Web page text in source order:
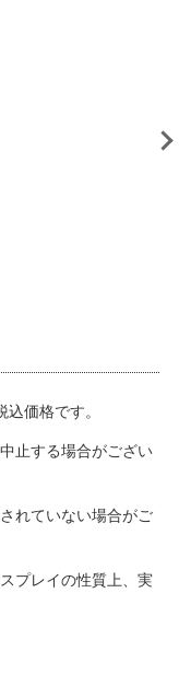
価格です。
止する場合がござい
れていない場合がご
プレイの性質上、実